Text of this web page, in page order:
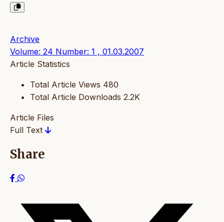
Archive
Volume: 24 Number: 1 , 01.03.2007
Article Statistics
Total Article Views 480
Total Article Downloads 2.2K
Article Files
Full Text
Share